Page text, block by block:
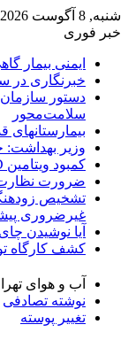
شنبه, 8 آگوست 2026
خبر فوری
ایمنی بیمار
خبرنگاری در
سلامت‌محور
وزیر بهداشت:
کمبود ویتامین D تهدید خاموش در رشد کودکان
ضرورت نظارت
تشخیص
غیرضروری
آیا نوشیدن
کشف کارگاه
آب و هوای
نوشته تصادفی
تغییر پوسته